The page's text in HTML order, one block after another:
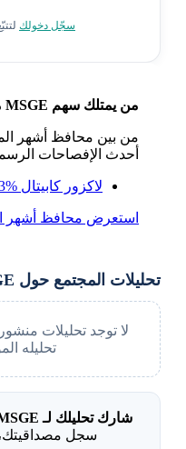
سجّل دخولك
من يمتلك سهم MSGE من كبار المستثمرين؟
من بين محافظ أشهر
أحدث الإفصاحات
لاكزور كابيتال
استعرض محافظ أشهر
تحليلات المجتمع حول MSGE
لا توجد تحليلات
تحليله
شارك تحليلك لـ MSGE
سجل مصداقيتك،